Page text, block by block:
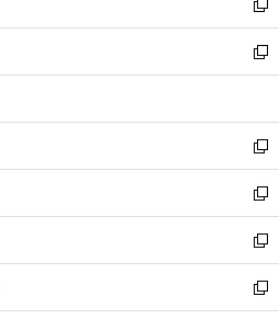
で
開
く
ド
ウ
で
開
ィ
ン
ド
ウ
開
く
い
ウ
ィ
ン
ウ
で
開
く
新
し
い
ウ
ン
ド
ウ
で
開
く
新
し
ウ
ィ
ン
ド
ウ
で
開
く
新
し
い
ウ
ィ
ン
ド
ウ
新
し
い
ウ
ィ
ン
新
し
い
ウ
新
し